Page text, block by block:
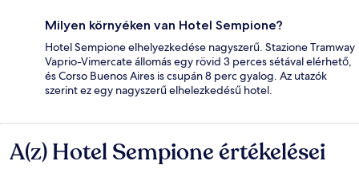
Milyen környéken van Hotel Sempione?
Hotel Sempione elhelyezkedése nagyszerű. Stazione Tramway
Vaprio-Vimercate állomás egy rövid 3 perces sétával elérhető,
és Corso Buenos Aires is csupán 8 perc gyalog. Az utazók
szerint ez egy nagyszerű elhelezkedésű hotel.
Értékelések
A(z) Hotel Sempione értékelései